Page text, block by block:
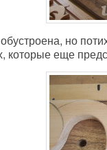
но
которые еще